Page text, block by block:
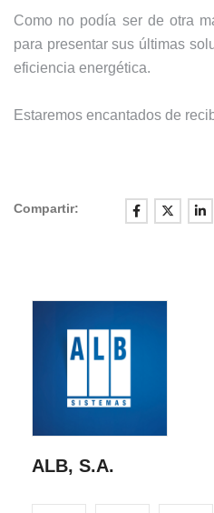
Como no podía ser de otra
para presentar sus últimas
eficiencia energética.
Estaremos encantados de
Compartir:
ALB, S.A.